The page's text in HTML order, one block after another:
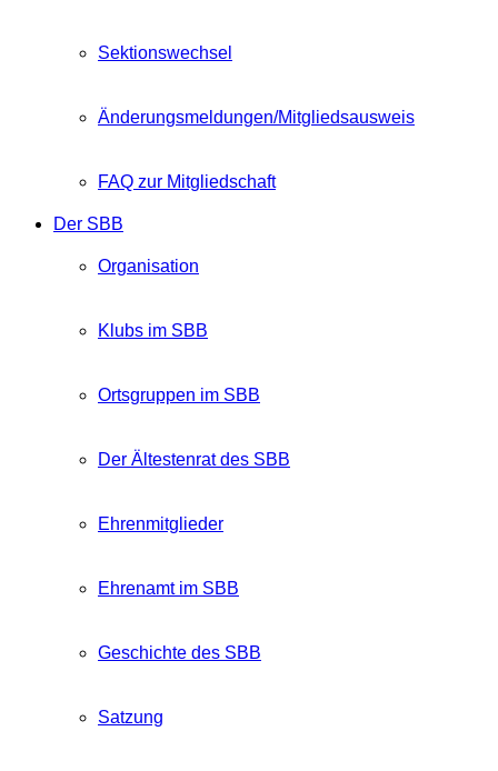
Sektionswechsel
Änderungsmeldungen/Mitgliedsausweis
FAQ zur Mitgliedschaft
Der SBB
Organisation
Klubs im SBB
Ortsgruppen im SBB
Der Ältestenrat des SBB
Ehrenmitglieder
Ehrenamt im SBB
Geschichte des SBB
Satzung